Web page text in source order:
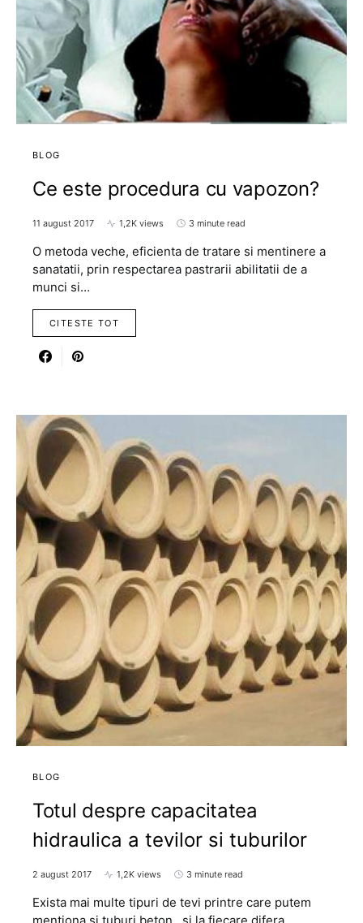
BLOG
Ce este procedura cu vapozon?
11 august 2017 1,2K views 3 minute read
O metoda veche, eficienta de tratare si mentinere a
sanatatii, prin respectarea pastrarii abilitatii de a
munci si…
CITESTE TOT
BLOG
Totul despre capacitatea
hidraulica a tevilor si tuburilor
2 august 2017 1,2K views 3 minute read
Exista mai multe tipuri de tevi printre care putem